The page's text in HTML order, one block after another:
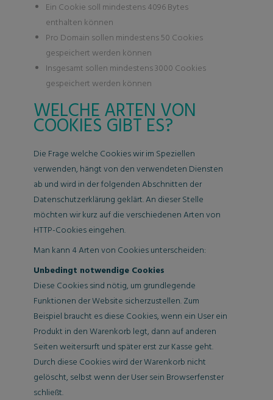
Ein Cookie soll mindestens 4096 Bytes
enthalten können
Pro Domain sollen mindestens 50 Cookies
gespeichert werden können
Insgesamt sollen mindestens 3000 Cookies
gespeichert werden können
WELCHE ARTEN VON
COOKIES GIBT ES?
Die Frage welche Cookies wir im Speziellen
verwenden, hängt von den verwendeten Diensten
ab und wird in der folgenden Abschnitten der
Datenschutzerklärung geklärt. An dieser Stelle
möchten wir kurz auf die verschiedenen Arten von
HTTP-Cookies eingehen.
Man kann 4 Arten von Cookies unterscheiden:
Unbedingt notwendige Cookies
Diese Cookies sind nötig, um grundlegende
Funktionen der Website sicherzustellen. Zum
Beispiel braucht es diese Cookies, wenn ein User ein
Produkt in den Warenkorb legt, dann auf anderen
Seiten weitersurft und später erst zur Kasse geht.
Durch diese Cookies wird der Warenkorb nicht
gelöscht, selbst wenn der User sein Browserfenster
schließt.